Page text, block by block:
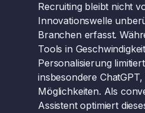
Recruiting bleibt nicht
Innovationswelle
Branchen erfasst.
Tools in
Personalisierung
insbesondere ChatGPT,
Möglichkeiten. Als
Assistent optimiert